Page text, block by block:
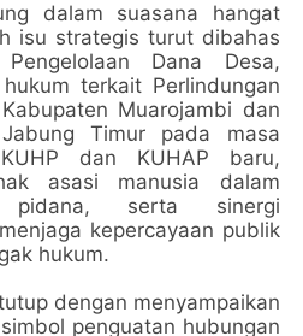
dalam suasana hangat
isu strategis turut dibahas
Dana Desa,
terkait Perlindungan
Muarojambi dan
Timur pada masa
dan KUHAP baru,
asasi manusia dalam
pidana, serta sinergi
kepercayaan publik
hukum.
dengan menyampaikan
penguatan hubungan